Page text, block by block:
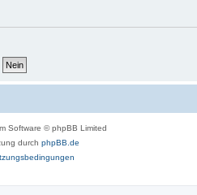
Software © phpBB Limited
durch phpBB.de